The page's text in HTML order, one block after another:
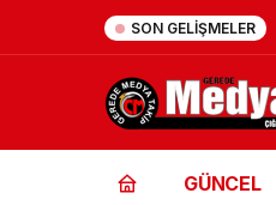
SON GELIŞMELER
GÜNCEL